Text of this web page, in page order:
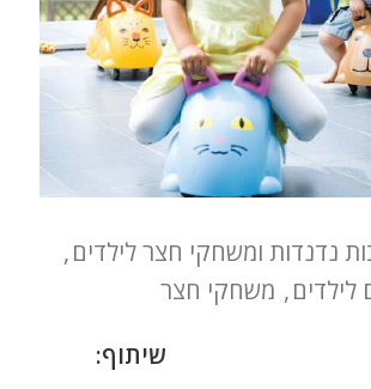
נדנדות ומשחקי חצר לילדים,
לילדים, משחקי חצר
שיתוף: